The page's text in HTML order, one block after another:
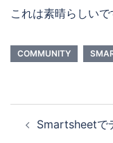
これは素晴らしい
COMMUNITY
稿
Smartsheetで